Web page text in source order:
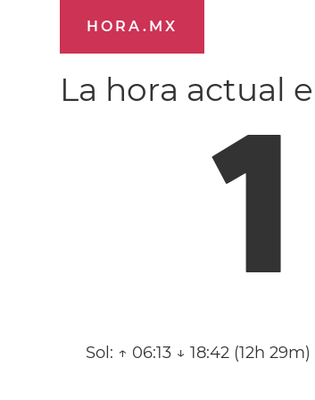
HORA.MX
La hora actual
1
Sol: ↑ 06:13 ↓ 18:42 (12h 29m)